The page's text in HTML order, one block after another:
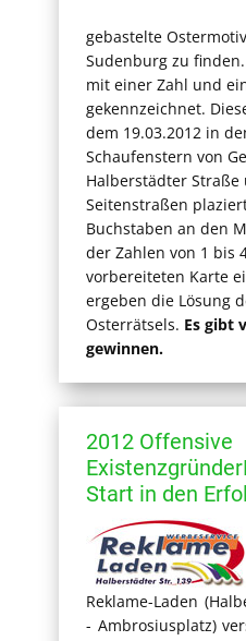
gebastelte
Sudenburg zu
mit einer Zahl und
gekennzeichnet.
dem 19.03.2012 in
Schaufenstern von
Halberstädter Straße
Seitenstraßen
Buchstaben an den
der Zahlen von 1 bis
vorbereiteten Karte
ergeben die Lösung
Osterrätsels. Es gibt
gewinnen.
2012 Offensive
Start in den
Reklame-Laden
- Ambrosiusplatz)